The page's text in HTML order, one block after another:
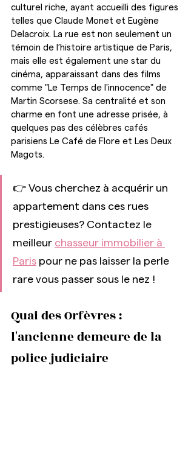
culturel riche, ayant accueilli des figures
telles que Claude Monet et Eugène
Delacroix. La rue est non seulement un
témoin de l’histoire artistique de Paris,
mais elle est également une star du
cinéma, apparaissant dans des films
comme "Le Temps de l'innocence" de
Martin Scorsese. Sa centralité et son
charme en font une adresse prisée, à
quelques pas des célèbres cafés
parisiens Le Café de Flore et Les Deux
Magots.
👉 Vous cherchez à acquérir un
appartement dans ces rues
prestigieuses? Contactez le
meilleur chasseur immobilier à
Paris pour ne pas laisser la perle
rare vous passer sous le nez !
Quai des Orfèvres :
l'ancienne demeure de la
police judiciaire